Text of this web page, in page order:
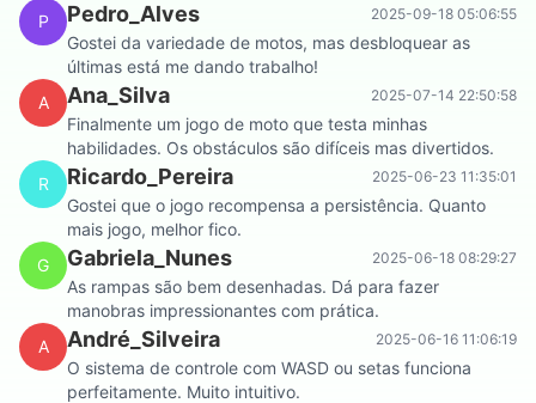
P
Pedro_Alves 2025-09-18 05:06:55
Gostei da variedade de motos, mas desbloquear as
últimas está me dando trabalho!
A
Ana_Silva 2025-07-14 22:50:58
Finalmente um jogo de moto que testa minhas
habilidades. Os obstáculos são difíceis mas divertidos.
R
Ricardo_Pereira 2025-06-23 11:35:01
Gostei que o jogo recompensa a persistência. Quanto
mais jogo, melhor fico.
G
Gabriela_Nunes 2025-06-18 08:29:27
As rampas são bem desenhadas. Dá para fazer
manobras impressionantes com prática.
A
André_Silveira 2025-06-16 11:06:19
O sistema de controle com WASD ou setas funciona
perfeitamente. Muito intuitivo.